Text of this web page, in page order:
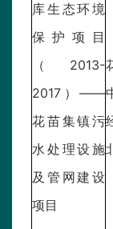
库生态环境
保护项目
（2013-
2017）——
花苗集镇污
水处理设施
及管网建设
项目